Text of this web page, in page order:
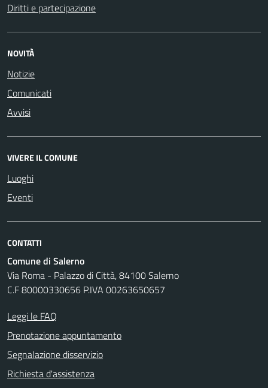
Diritti e partecipazione
NOVITÀ
Notizie
Comunicati
Avvisi
VIVERE IL COMUNE
Luoghi
Eventi
CONTATTI
Comune di Salerno
Via Roma - Palazzo di Città, 84100 Salerno
C.F 80000330656 P.IVA 00263650657
Leggi le FAQ
Prenotazione appuntamento
Segnalazione disservizio
Richiesta d'assistenza